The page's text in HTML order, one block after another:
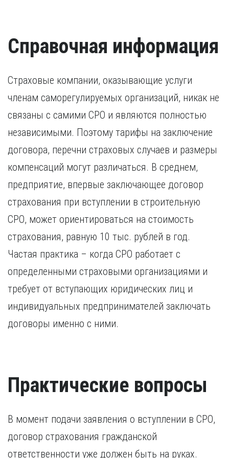
квалификации в течение последних пяти лет. В случае,
если повышение квалификации проходило за пределами
России, требуется копия свидетельства о признании
Справочная информация
Страховые компании, оказывающие услуги
членам саморегулируемых организаций, никак не
связаны с самими СРО и являются полностью
независимыми. Поэтому тарифы на заключение
договора, перечни страховых случаев и размеры
компенсаций могут различаться. В среднем,
предприятие, впервые заключающее договор
страхования при вступлении в строительную
СРО, может ориентироваться на стоимость
страхования, равную 10 тыс. рублей в год.
Частая практика – когда СРО работает с
определенными страховыми организациями и
требует от вступающих юридических лиц и
индивидуальных предпринимателей заключать
договоры именно с ними.
Практические вопросы
В момент подачи заявления о вступлении в СРО,
договор страхования гражданской
ответственности уже должен быть на руках.